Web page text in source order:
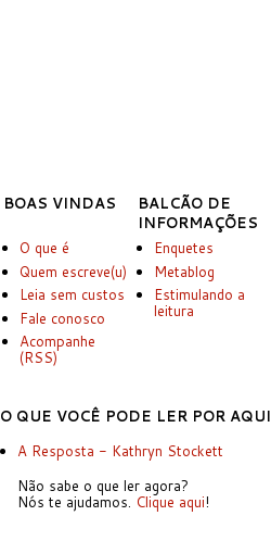
BOAS VINDAS
BALCÃO DE
INFORMAÇÕES
O que é
Quem escreve(u)
Leia sem custos
Fale conosco
Acompanhe
(RSS)
Enquetes
Metablog
Estimulando a
leitura
O QUE VOCÊ PODE LER POR AQUI
A Resposta - Kathryn Stockett
Não sabe o que ler agora?
Nós te ajudamos. Clique aqui!